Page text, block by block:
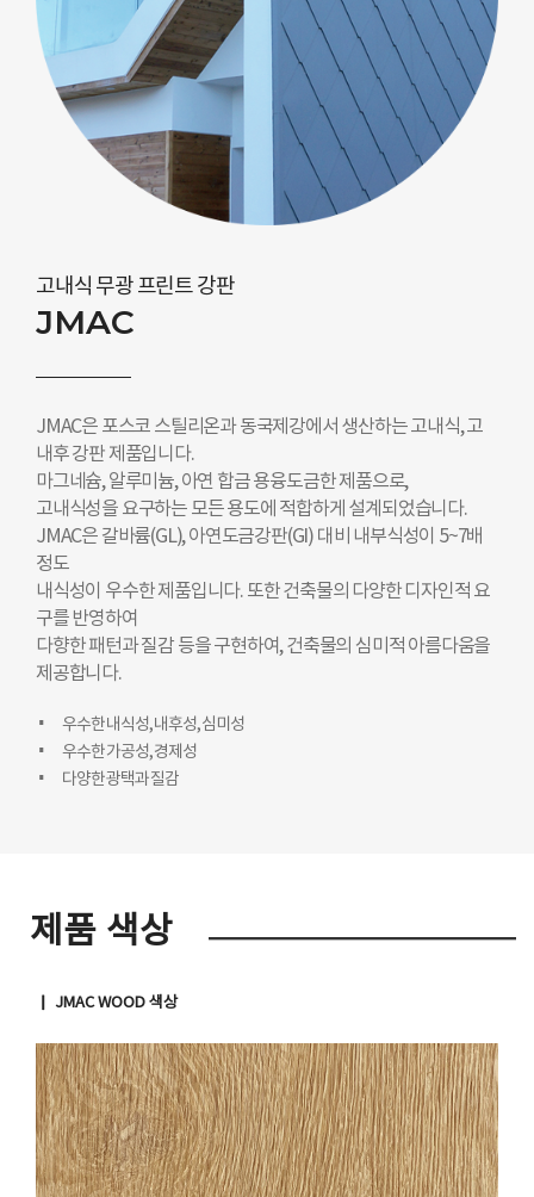
고내식 무광 프린트 강판
JMAC
JMAC은 포스코 스틸리온과 동국제강에서 생산하는 고내식, 고
내후 강판 제품입니다.
마그네슘, 알루미늄, 아연 합금 용융도금한 제품으로,
고내식성을 요구하는 모든 용도에 적합하게 설계되었습니다.
JMAC은 갈바륨(GL), 아연도금강판(GI) 대비 내부식성이 5~7배
정도
내식성이 우수한 제품입니다. 또한 건축물의 다양한 디자인적 요
구를 반영하여
다향한 패턴과 질감 등을 구현하여, 건축물의 심미적 아름다움을
제공합니다.
우수한 내식성, 내후성, 심미성
우수한 가공성, 경제성
다양한 광택과 질감
제품 색상
▏ JMAC WOOD 색상